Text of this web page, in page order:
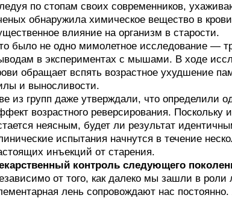
по стопам своих современников,
обнаружила химическое вещество в
влияние на организм в старости.
было не одно мимолетное исследование —
в экспериментах с мышами. В ходе
обращает вспять возрастное ухудшение
и выносливости.
из групп даже утверждали, что определили
возрастного реверсирования.
неясным, будет ли результат
испытания начнутся в течение
инъекций от старения.
контроль следующего
от того, как далеко мы зашли в
лень сопровождают нас